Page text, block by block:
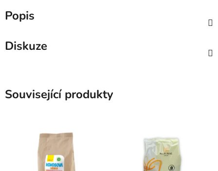
Popis
Diskuze
Související produkty